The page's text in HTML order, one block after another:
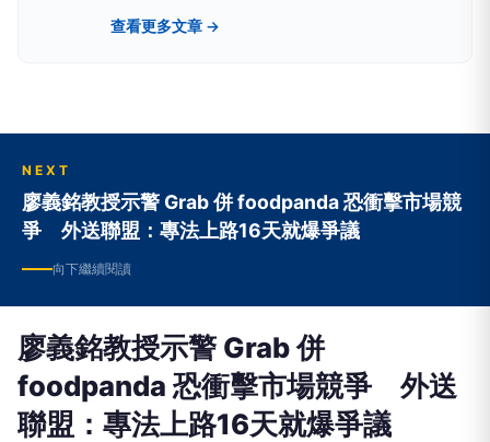
流、醫藥生活、網路科技、政治民調、新能源及金
融財經等領域。新聞擴散平台包括雅虎、google
查看更多文章 →
NEXT
廖義銘教授示警 Grab 併 foodpanda 恐衝擊市場競
爭 外送聯盟：專法上路16天就爆爭議
向下繼續閱讀
廖義銘教授示警 Grab 併
foodpanda 恐衝擊市場競爭 外送
聯盟：專法上路16天就爆爭議